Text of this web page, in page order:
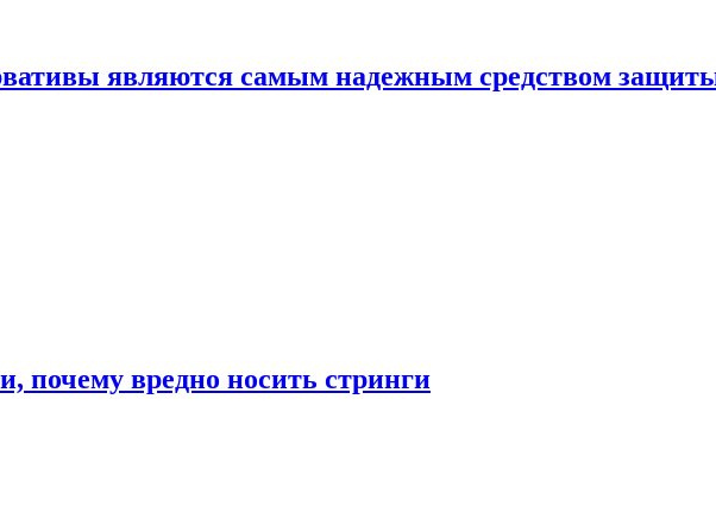
являются самым надежным средством
почему вредно носить стринги